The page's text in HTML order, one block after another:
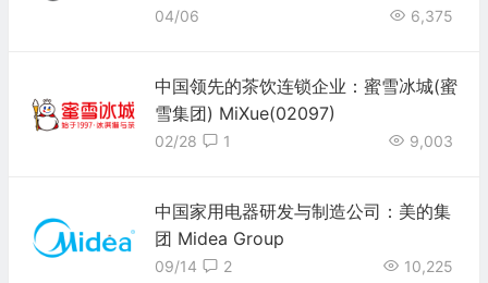
04/06 6,375
中国领先的茶饮连锁企业：蜜雪冰城(蜜
雪集团) MiXue(02097)
02/28 9,003
1
中国家用电器研发与制造公司：美的集
团 Midea Group
09/14 10,225
2